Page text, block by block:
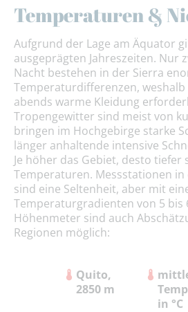
Temperaturen &
Aufgrund der Lage am Äquator
ausgeprägten Jahreszeiten. Nur
Nacht bestehen in der Sierra
Temperaturdifferenzen,
abends warme Kleidung
Tropengewitter sind meist von
bringen im Hochgebirge starke
länger anhaltende intensive
Je höher das Gebiet, desto tiefer
Temperaturen. Messstationen in
sind eine Seltenheit, aber mit
Temperaturgradienten von 5 bis
Höhenmeter sind auch
Regionen möglich:
Quito,
2850 m
in °C